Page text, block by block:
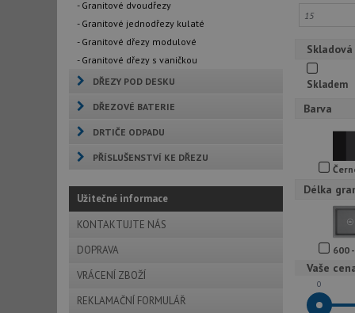
- Granitové dvoudřezy
- Granitové jednodřezy kulaté
- Granitové dřezy modulové
- Granitové dřezy s vaničkou
DŘEZY POD DESKU
DŘEZOVÉ BATERIE
DRTIČE ODPADU
PŘÍSLUŠENSTVÍ KE DŘEZU
Užitečné informace
KONTAKTUJTE NÁS
DOPRAVA
VRÁCENÍ ZBOŽÍ
REKLAMAČNÍ FORMULÁŘ
Skladem
Barva
Délka
600
Vaše
0